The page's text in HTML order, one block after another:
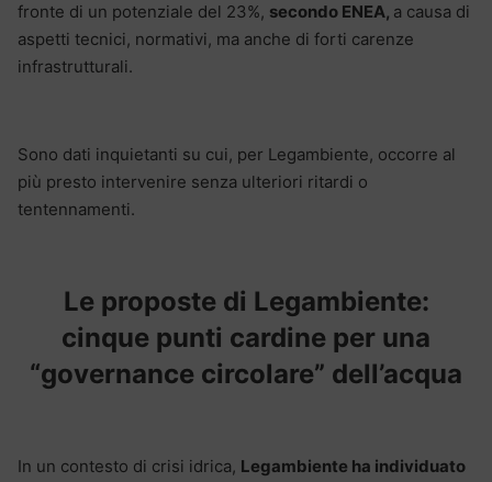
fronte di un potenziale del 23%, secondo ENEA, a causa di
aspetti tecnici, normativi, ma anche di forti carenze
infrastrutturali.
Sono dati inquietanti su cui, per Legambiente, occorre al
più presto intervenire senza ulteriori ritardi o
tentennamenti.
Le proposte di Legambiente:
cinque punti cardine per una
“governance circolare” dell’acqua
In un contesto di crisi idrica, Legambiente ha individuato